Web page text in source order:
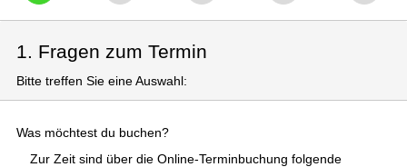
1. Fragen zum Termin
Bitte treffen Sie eine Auswahl:
Was möchtest du buchen?
Zur Zeit sind über die Online-Terminbuchung folgende